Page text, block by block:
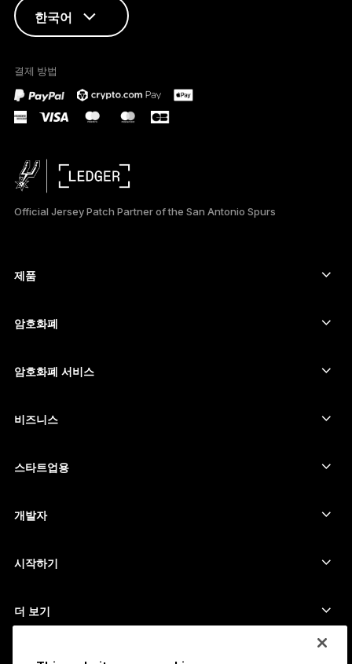
한국어
FRANÇAIS
TÜRKÇE
DEUTSCH
PORTUGUÊS
РУССКИЙ
العربية
ภาษาไทย
결제 방법
Official Jersey Patch Partner of the San Antonio Spurs
제품
하드웨어 지갑
Ledger Stax
Ledger Nano Classics
번들
모든 제품
암호화폐
이더리움 지갑
카르다노 지갑
모네로 지갑
모든 자산 보기
암호화폐 서비스
암호화폐 구매
암호화폐 스왑
비즈니스
스타트업용
개발자
시작하기
호환 가능한 지갑 및 서비스
더 보기